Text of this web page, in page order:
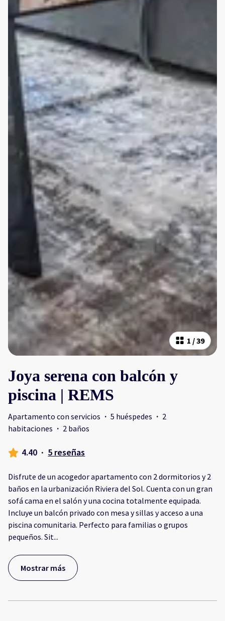
1 /39
Joya serena con balcón y
piscina | REMS
Apartamento con servicios · 5 huéspedes · 2
habitaciones · 2 baños
4.40 · 5 reseñas
Disfrute de un acogedor apartamento con 2 dormitorios y 2
baños en la urbanización Riviera del Sol. Cuenta con un gran
sofá cama en el salón y una cocina totalmente equipada.
Incluye un balcón privado con mesa y sillas y acceso a una
piscina comunitaria. Perfecto para familias o grupos
pequeños. Sit...
Mostrar más